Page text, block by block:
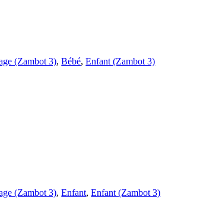
(Zambot 3),Bébé,Enfant (Zambot 3)
(Zambot 3),Enfant,Enfant (Zambot 3)